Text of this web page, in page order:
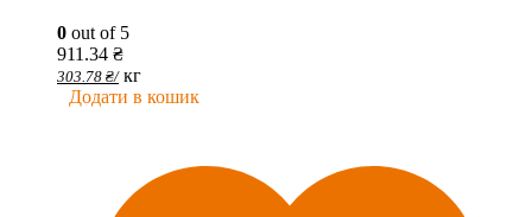
0 out of 5
911.34 ₴
303.78 ₴/ кг
Додати в кошик